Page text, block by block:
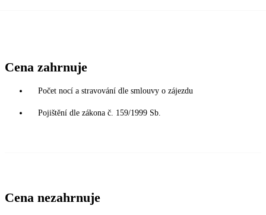
Cena zahrnuje
Počet nocí a stravování dle smlouvy o zájezdu
Pojištění dle zákona č. 159/1999 Sb.
Cena nezahrnuje